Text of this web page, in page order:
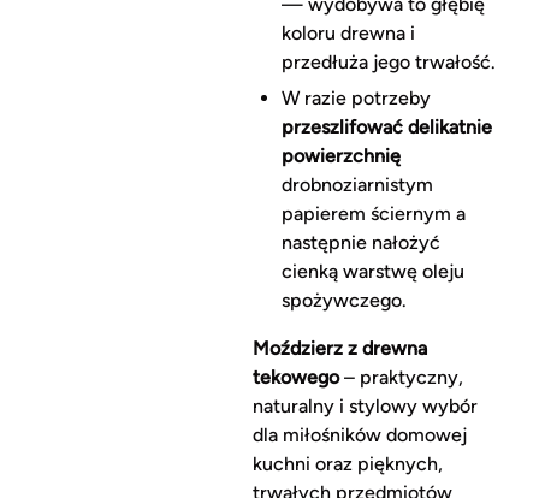
— wydobywa to głębię
koloru drewna i
przedłuża jego trwałość.
W razie potrzeby
przeszlifować delikatnie
powierzchnię
drobnoziarnistym
papierem ściernym a
następnie nałożyć
cienką warstwę oleju
spożywczego.
Moździerz z drewna
tekowego– praktyczny,
naturalny i stylowy wybór
dla miłośników domowej
kuchni oraz pięknych,
trwałych przedmiotów